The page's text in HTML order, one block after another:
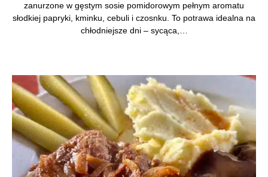
zanurzone w gęstym sosie pomidorowym pełnym aromatu
słodkiej papryki, kminku, cebuli i czosnku. To potrawa idealna na
chłodniejsze dni – sycąca,…